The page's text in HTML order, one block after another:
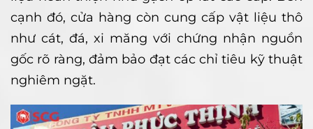
cạnh đó, cửa hàng còn cung cấp vật liệu thô
như cát, đá, xi măng với chứng nhận nguồn
gốc rõ ràng, đảm bảo đạt các chỉ tiêu kỹ thuật
nghiêm ngặt.